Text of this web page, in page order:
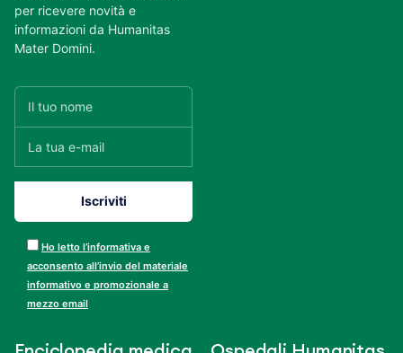
per ricevere novità e
informazioni da Humanitas
Mater Domini.
Ho letto l’informativa e
acconsento all’invio del materiale
informativo e promozionale a
mezzo email